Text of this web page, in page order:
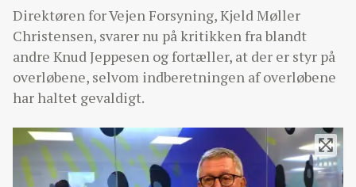
Direktøren for Vejen Forsyning, Kjeld Møller
Christensen, svarer nu på kritikken fra blandt
andre Knud Jeppesen og fortæller, at der er styr på
overløbene, selvom indberetningen af overløbene
har haltet gevaldigt.